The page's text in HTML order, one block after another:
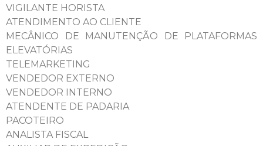
VIGILANTE HORISTA
ATENDIMENTO AO CLIENTE
MECÂNICO DE MANUTENÇÃO DE PLATAFORMAS
ELEVATÓRIAS
TELEMARKETING
VENDEDOR EXTERNO
VENDEDOR INTERNO
ATENDENTE DE PADARIA
PACOTEIRO
ANALISTA FISCAL